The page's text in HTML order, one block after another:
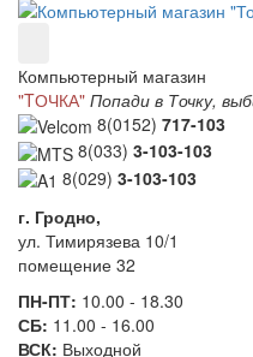
Компьютерный магазин
"TОЧКА" Попади в Точку,
8(0152) 717-103
8(033) 3-103-103
8(029) 3-103-103
г. Гродно,
ул. Тимирязева 10/1
помещение 32
ПН-ПТ: 10.00 - 18.30
СБ: 11.00 - 16.00
ВСК: Выходной